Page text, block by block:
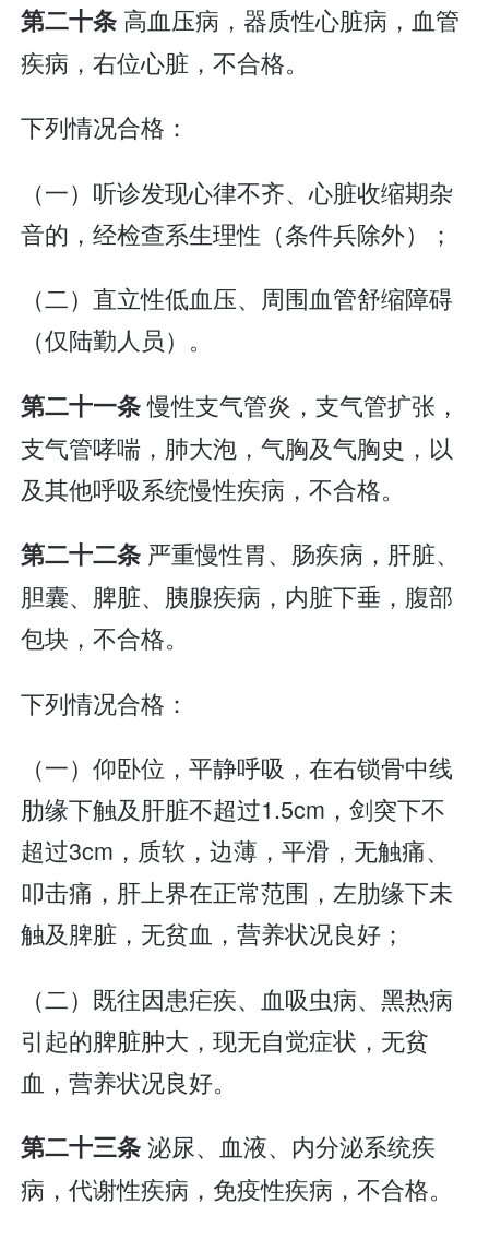
第二十条 高血压病，器质性心脏病，血管
疾病，右位心脏，不合格。
下列情况合格：
（一）听诊发现心律不齐、心脏收缩期杂
音的，经检查系生理性（条件兵除外）；
（二）直立性低血压、周围血管舒缩障碍
（仅陆勤人员）。
第二十一条慢性支气管炎，支气管扩张，
支气管哮喘，肺大泡，气胸及气胸史，以
及其他呼吸系统慢性疾病，不合格。
第二十二条 严重慢性胃、肠疾病，肝脏、
胆囊、脾脏、胰腺疾病，内脏下垂，腹部
包块，不合格。
下列情况合格：
（一）仰卧位，平静呼吸，在右锁骨中线
肋缘下触及肝脏不超过1.5cm，剑突下不
超过3cm，质软，边薄，平滑，无触痛、
叩击痛，肝上界在正常范围，左肋缘下未
触及脾脏，无贫血，营养状况良好；
（二）既往因患疟疾、血吸虫病、黑热病
引起的脾脏肿大，现无自觉症状，无贫
血，营养状况良好。
第二十三条泌尿、血液、内分泌系统疾
病，代谢性疾病，免疫性疾病，不合格。